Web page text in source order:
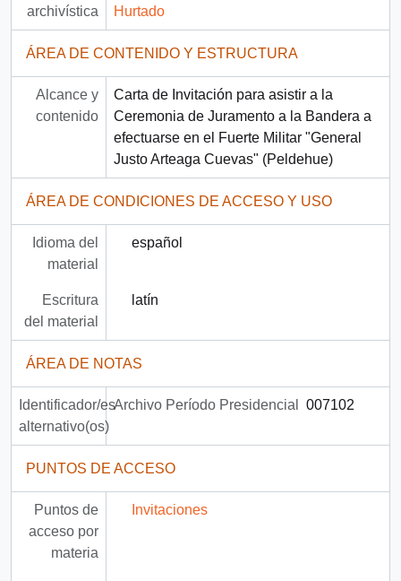
archivística
Hurtado
ÁREA DE CONTENIDO Y ESTRUCTURA
Alcance y
contenido
Carta de Invitación para asistir a la
Ceremonia de Juramento a la Bandera a
efectuarse en el Fuerte Militar "General
Justo Arteaga Cuevas" (Peldehue)
ÁREA DE CONDICIONES DE ACCESO Y USO
Idioma del
material
español
Escritura
del material
latín
ÁREA DE NOTAS
Identificador/es
alternativo(os)
Archivo Período Presidencial 007102
PUNTOS DE ACCESO
Puntos de
acceso por
materia
Invitaciones